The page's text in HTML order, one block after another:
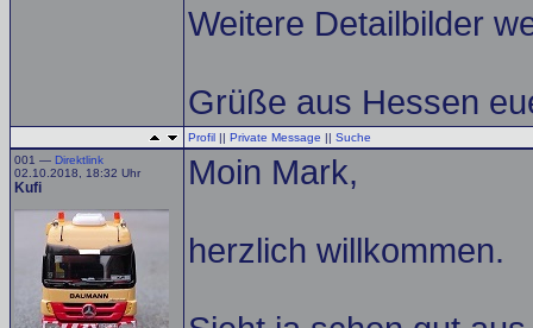
Weitere Detailbilder
Grüße aus Hessen
Profil || Private Message || Suche
001 — Direktlink
02.10.2018, 18:32 Uhr
Kufi Moin Mark,
herzlich willkommen.